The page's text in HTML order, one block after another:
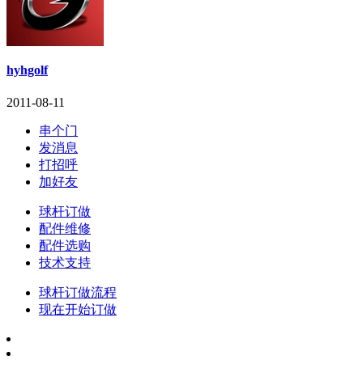
hyhgolf
2011-08-11
串个门
发消息
打招呼
加好友
球杆订做
配件维修
配件选购
技术支持
球杆订做流程
现在开始订做